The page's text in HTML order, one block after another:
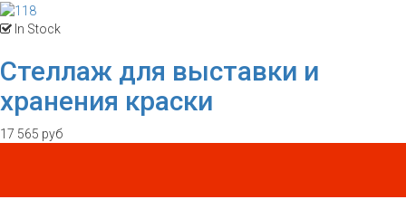
In Stock
Стеллаж для выставки и
хранения краски
17 565 руб